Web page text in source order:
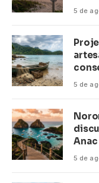
5 de
5 de
Anac
5 de